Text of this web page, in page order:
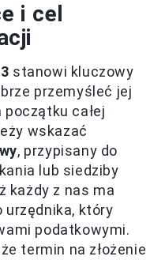
i cel
stanowi kluczowy
przemyśleć jej
początku całej
wskazać
, przypisany do
lub siedziby
każdy z nas ma
urzędnika, który
podatkowymi.
termin na złożenie